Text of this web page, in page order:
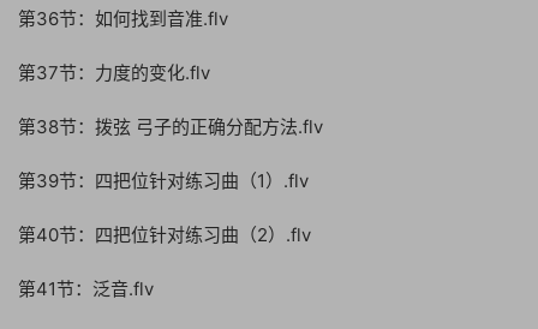
第36节：如何找到音准.flv
第37节：力度的变化.flv
第38节：拨弦 弓子的正确分配方法.flv
第39节：四把位针对练习曲（1）.flv
第40节：四把位针对练习曲（2）.flv
第41节：泛音.flv